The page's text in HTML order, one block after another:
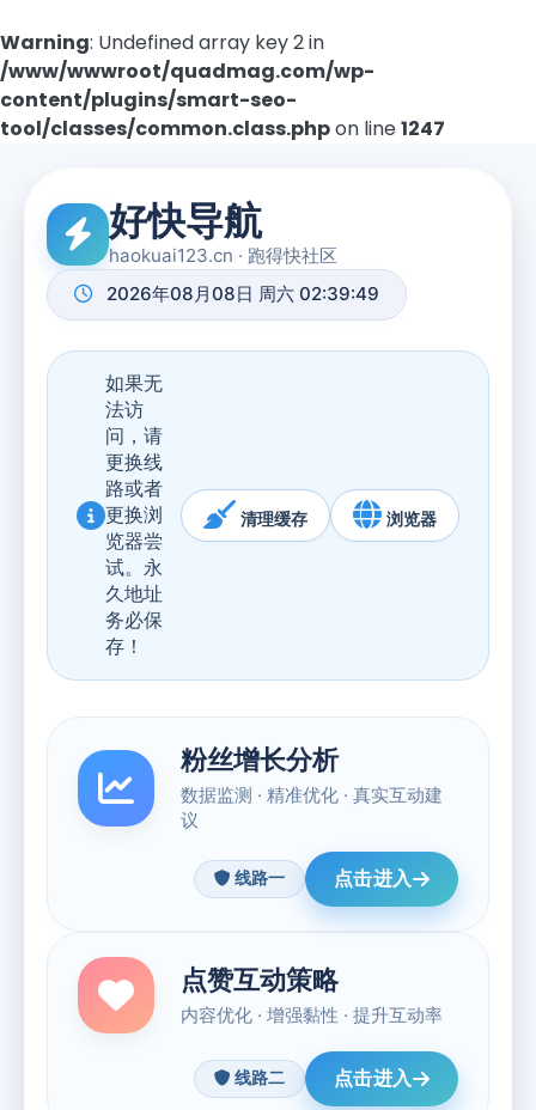
Warning: Undefined array key 2 in
/www/wwwroot/quadmag.com/wp-
content/plugins/smart-seo-
tool/classes/common.class.phpon line1247